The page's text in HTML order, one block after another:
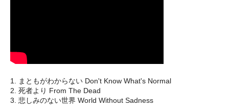
1. まともがわからない Don't Know What's Normal
2. 死者より From The Dead
3. 悲しみのない世界 World Without Sadness